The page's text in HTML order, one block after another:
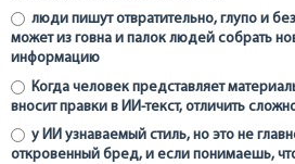
люди пишут отвратительно, глупо и
может из говна и палок людей собрать
информацию
Когда человек представляет
вносит правки в ИИ-текст, отличить
у ИИ узнаваемый стиль, но это не
откровенный бред, и если понимаешь,